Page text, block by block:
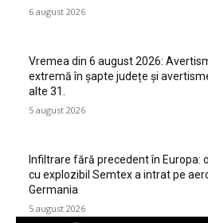
6 august 2026
Vremea din 6 august 2026:
extremă în șapte județe și
alte 31.
5 august 2026
Infiltrare fără precedent în Europa:
cu explozibil Semtex a intrat pe
Germania
5 august 2026